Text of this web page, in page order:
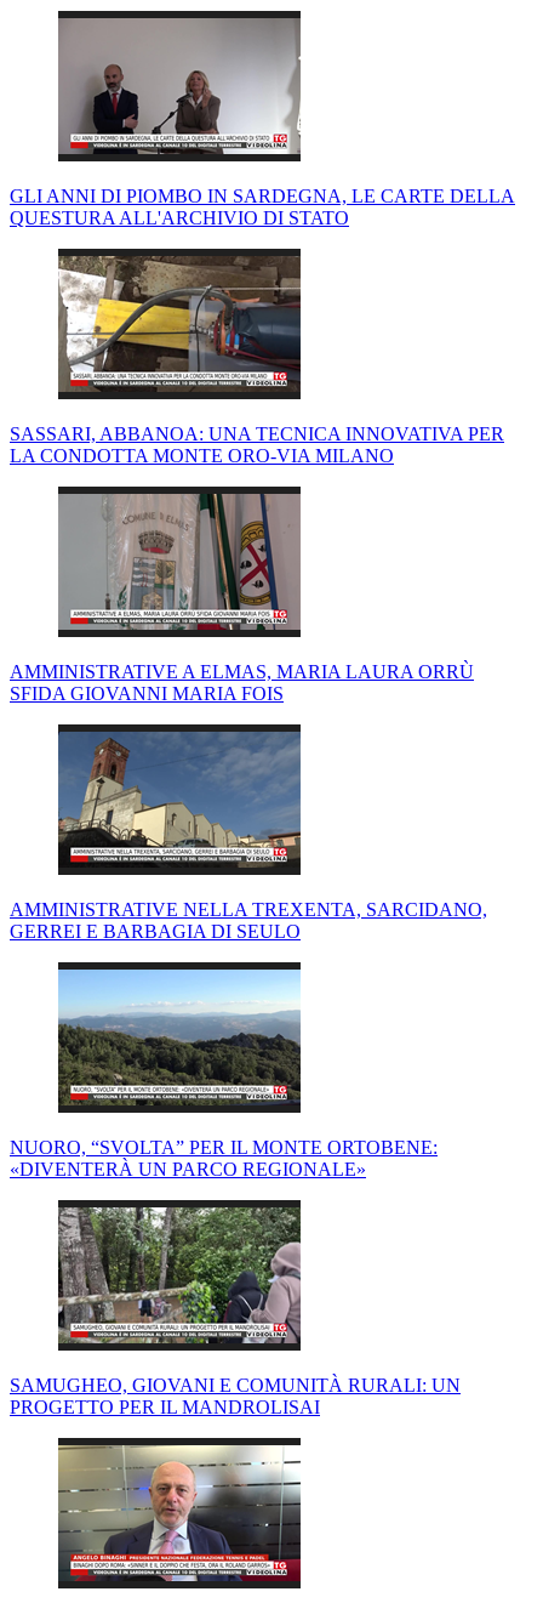
GLI ANNI DI PIOMBO IN SARDEGNA, LE CARTE DELLA
QUESTURA ALL'ARCHIVIO DI STATO
SASSARI, ABBANOA: UNA TECNICA INNOVATIVA PER
LA CONDOTTA MONTE ORO-VIA MILANO
AMMINISTRATIVE A ELMAS, MARIA LAURA ORRÙ
SFIDA GIOVANNI MARIA FOIS
AMMINISTRATIVE NELLA TREXENTA, SARCIDANO,
GERREI E BARBAGIA DI SEULO
NUORO, “SVOLTA” PER IL MONTE ORTOBENE:
«DIVENTERÀ UN PARCO REGIONALE»
SAMUGHEO, GIOVANI E COMUNITÀ RURALI: UN
PROGETTO PER IL MANDROLISAI